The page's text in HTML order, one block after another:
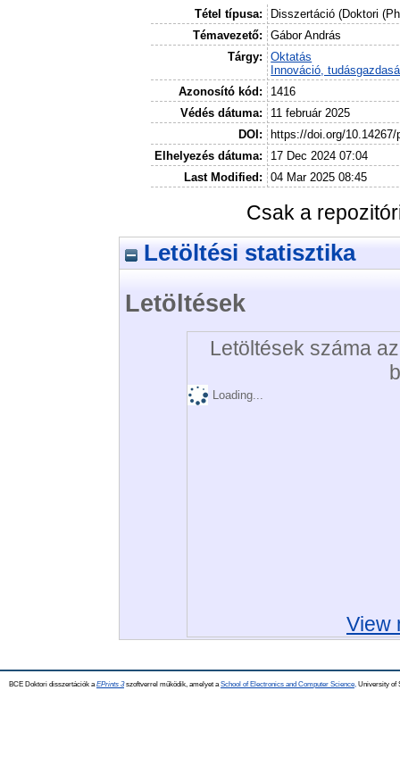
Tétel típusa:
Disszertáció (Doktori
Témavezető:
Gábor András
Tárgy:
Oktatás
Innováció,
Azonosító kód:
1416
Védés dátuma:
11 február 2025
DOI:
https://doi.org/10.14267/
Elhelyezés dátuma:
17 Dec 2024 07:04
Last Modified:
04 Mar 2025 08:45
Csak a
Letöltési statisztika
Letöltések
Letöltések száma
Loading...
View
BCE Doktori disszertációk a EPrints 3szoftverrel működik, amelyet a School of Electronics and Computer Science, University of